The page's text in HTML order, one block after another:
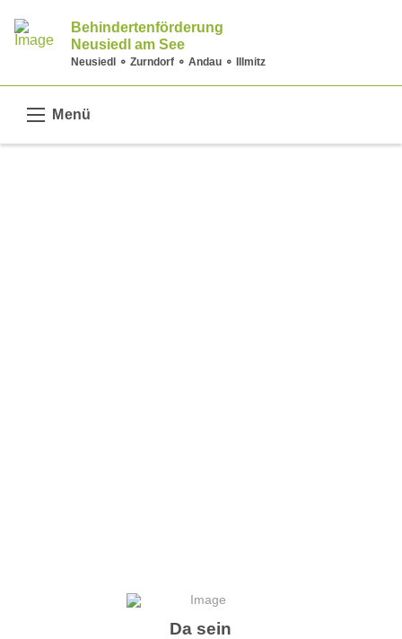
Behindertenförderung
Neusiedl am See
Neusiedl ⚬ Zurndorf ⚬ Andau ⚬ Illmitz
Menü
Da sein